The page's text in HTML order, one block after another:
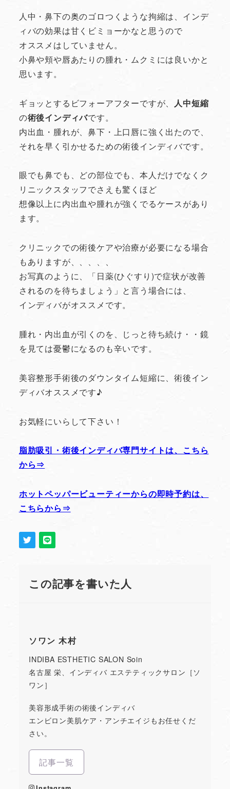
人中・鼻下の奥のゴロつくような拘縮は、インデ
ィバの効果は甘くビミョーかなと思うので
オススメはしていません。
小鼻や頬や唇あたりの腫れ・ムクミには良いかと
思います。
ギョッとするビフォーアフターですが、 人中短縮
の術後インディバです。
内出血・腫れが、鼻下・上口唇に強く出たので、
それを早く引かせるための術後インディバです。
眼でも鼻でも、どの部位でも、本人だけでなくク
リニックスタッフでさえも驚くほど
想像以上に内出血や腫れが強くでるケースがあり
ます。
クリニックでの術後ケアや治療が必要になる場合
もありますが、、、、、
お写真のように、「日薬(ひぐすり)で症状が改善
されるのを待ちましょう」と言う場合には、
インディバがオススメです。
腫れ・内出血が引くのを、じっと待ち続け・・鏡
を見ては憂鬱になるのも辛いです。
美容整形手術後のダウンタイム短縮に、術後イン
ディバオススメです♪
お気軽にいらして下さい！
脂肪吸引・術後インディバ専門サイトは、こちら
から⇒
ホットペッパービューティーからの即時予約は、
こちらから⇒
この記事を書いた人
ソワン 木村
INDIBA ESTHETIC SALON Soin
名古屋 栄、インディバ エステティックサロン［ソ
ワン］
美容形成手術の術後インディバ
エンビロン美肌ケア・アンチエイジもお任せくだ
さい。
記事一覧